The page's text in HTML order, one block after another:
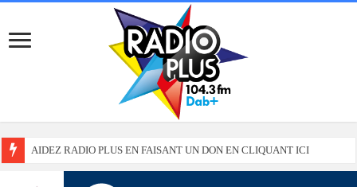
AIDEZ RADIO PLUS EN FAISANT UN DON EN CLIQUANT ICI